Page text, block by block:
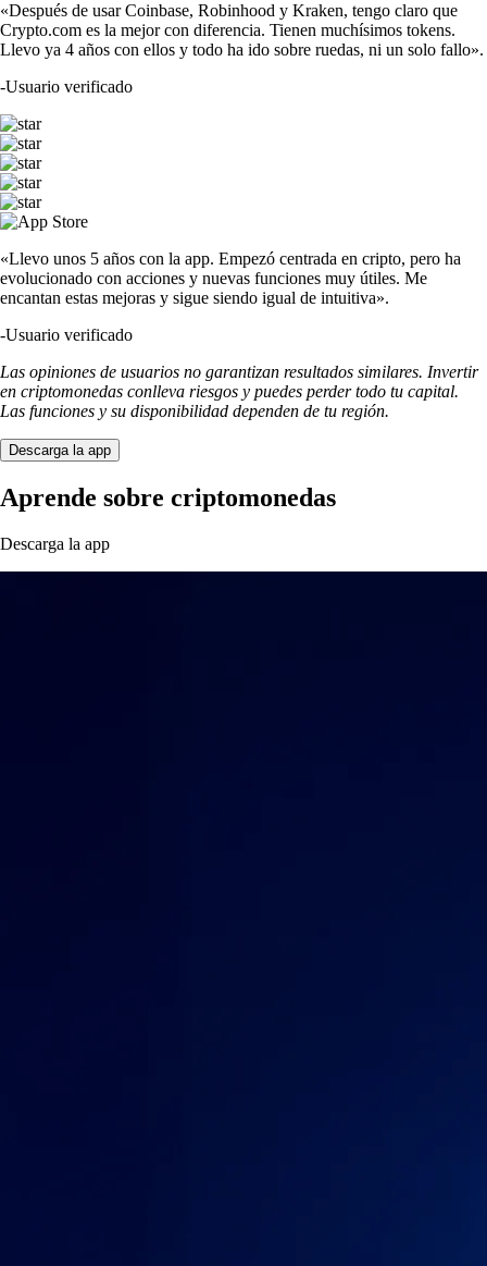
«Después de usar Coinbase, Robinhood y Kraken, tengo claro que
Crypto.com es la mejor con diferencia. Tienen muchísimos tokens.
Llevo ya 4 años con ellos y todo ha ido sobre ruedas, ni un solo fallo».
-Usuario verificado
«Llevo unos 5 años con la app. Empezó centrada en cripto, pero ha
evolucionado con acciones y nuevas funciones muy útiles. Me
encantan estas mejoras y sigue siendo igual de intuitiva».
-Usuario verificado
Las opiniones de usuarios no garantizan resultados similares. Invertir
en criptomonedas conlleva riesgos y puedes perder todo tu capital.
Las funciones y su disponibilidad dependen de tu región.
Descarga la app
Aprende sobre criptomonedas
Descarga la app